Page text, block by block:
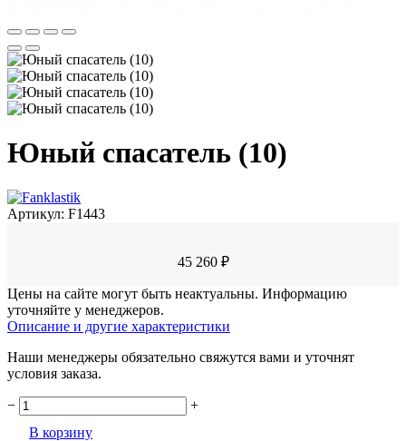
Юный спасатель (10)
Артикул: F1443
45 260 ₽
Цены на сайте могут быть неактуальны. Информацию
уточняйте у менеджеров.
Описание и другие характеристики
Наши менеджеры обязательно свяжутся вами и уточнят
условия заказа.
−
+
В корзину